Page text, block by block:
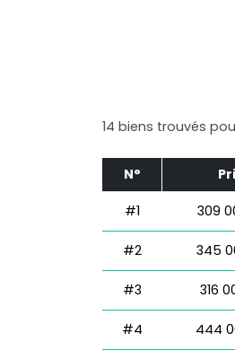
14 biens trouvés
N°
#1 309
#2 345
#3 316
#4 444